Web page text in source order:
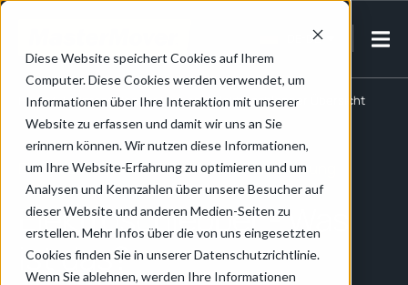
Diese Website speichert Cookies auf Ihrem
Computer. Diese Cookies werden verwendet, um
Informationen über Ihre Interaktion mit unserer
Website zu erfassen und damit wir uns an Sie
erinnern können. Wir nutzen diese Informationen,
um Ihre Website-Erfahrung zu optimieren und um
Analysen und Kennzahlen über unsere Besucher auf
dieser Website und anderen Medien-Seiten zu
erstellen. Mehr Infos über die von uns eingesetzten
Cookies finden Sie in unserer Datenschutzrichtlinie.
Wenn Sie ablehnen, werden Ihre Informationen
DE-DE
Home/ Elektroschlepper Wissen/ Elektroschlepper Übersicht
Elektroschlepper - Was
ist das?
Elektroschlepper für die Materialhandhabung